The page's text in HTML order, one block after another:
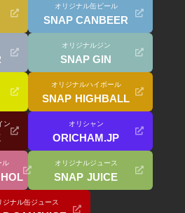
オリジナル缶ビール
SNAP CANBEER
オリジナルジン
SNAP GIN
オリジナルハイボール
SNAP HIGHBALL
ン オリシャン
ORICHAM.JP
ル オリジナルジュース
SNAP JUICE
ジナル缶ジュース